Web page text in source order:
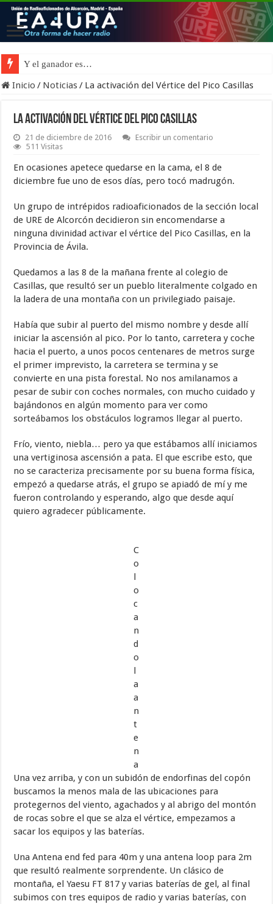
Cierre temporal por vacaciones de verano
Y el ganador es…
Inicio / Noticias/ La activación del Vértice del Pico Casillas
La activación del Vértice del Pico Casillas
21 de diciembre de 2016
Escribir un comentario
511 Visitas
En ocasiones apetece quedarse en la cama, el 8 de
diciembre fue uno de esos días, pero tocó madrugón.
Un grupo de intrépidos radioaficionados de la sección local
de URE de Alcorcón decidieron sin encomendarse a
ninguna divinidad activar el vértice del Pico Casillas, en la
Provincia de Ávila.
Quedamos a las 8 de la mañana frente al colegio de
Casillas, que resultó ser un pueblo literalmente colgado en
la ladera de una montaña con un privilegiado paisaje.
Había que subir al puerto del mismo nombre y desde allí
iniciar la ascensión al pico. Por lo tanto, carretera y coche
hacia el puerto, a unos pocos centenares de metros surge
el primer imprevisto, la carretera se termina y se
convierte en una pista forestal. No nos amilanamos a
pesar de subir con coches normales, con mucho cuidado y
bajándonos en algún momento para ver como
sorteábamos los obstáculos logramos llegar al puerto.
Frío, viento, niebla… pero ya que estábamos allí iniciamos
una vertiginosa ascensión a pata. El que escribe esto, que
no se caracteriza precisamente por su buena forma física,
empezó a quedarse atrás, el grupo se apiadó de mí y me
fueron controlando y esperando, algo que desde aquí
quiero agradecer públicamente.
C
o
l
o
c
a
n
d
o
l
a
a
n
t
e
n
a
Una vez arriba, y con un subidón de endorfinas del copón
buscamos la menos mala de las ubicaciones para
protegernos del viento, agachados y al abrigo del montón
de rocas sobre el que se alza el vértice, empezamos a
sacar los equipos y las baterías.
Una Antena end fed para 40m y una antena loop para 2m
que resultó realmente sorprendente. Un clásico de
montaña, el Yaesu FT 817 y varias baterías de gel, al final
subimos con tres equipos de radio y varias baterías, con